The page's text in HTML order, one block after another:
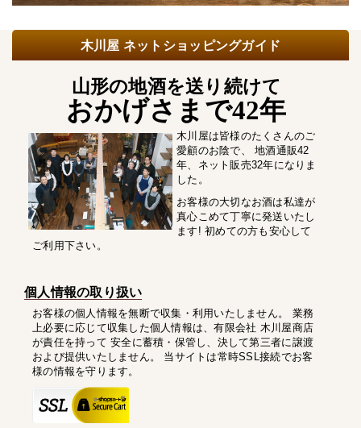
木川屋 ネットショッピングガイド
山形の地酒を送り続けて
おかげさまで42年
木川屋は皆様のたくさんのご
愛顧のお陰で、 地酒通販42
年、ネット販売32年になりま
した。
お客様の大切なお酒は私達が
真心こめて丁寧に発送いたし
ます! 初めての方も安心して
ご利用下さい。
個人情報の取り扱い
お客様の個人情報を無断で収集・利用いたしません。 業務
上必要に応じて収集した個人情報は、有限会社 木川屋商店
が責任を持って 安全に蓄積・保管し、決して第三者に譲渡
および提供いたしません。 当サイトは常時SSL接続でお客
様の情報を守ります。